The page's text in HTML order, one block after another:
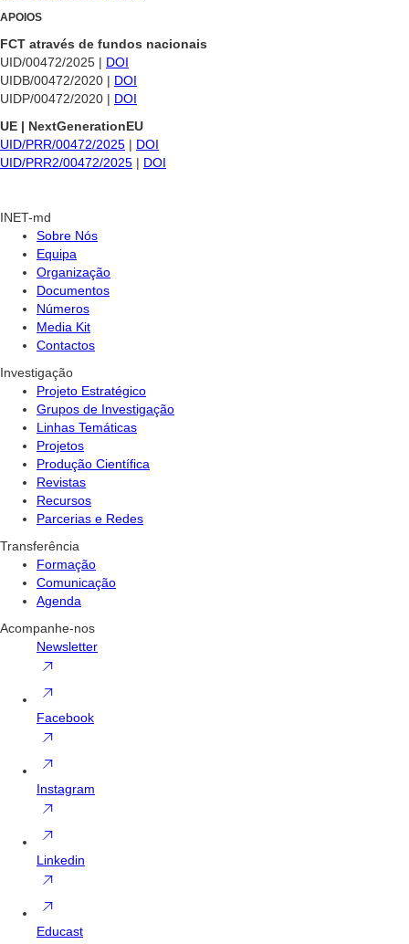
APOIOS
FCT através de fundos nacionais
UID/00472/2025 | DOI
UIDB/00472/2020 | DOI
UIDP/00472/2020 | DOI
UE | NextGenerationEU
UID/PRR/00472/2025 | DOI
UID/PRR2/00472/2025 | DOI
INET-md
Sobre Nós
Equipa
Organização
Documentos
Números
Media Kit
Contactos
Investigação
Projeto Estratégico
Grupos de Investigação
Linhas Temáticas
Projetos
Produção Científica
Revistas
Recursos
Parcerias e Redes
Transferência
Formação
Comunicação
Agenda
Acompanhe-nos
Newsletter
Facebook
Instagram
Linkedin
Educast